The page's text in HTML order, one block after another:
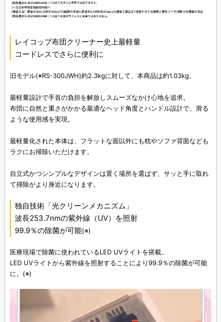
レイコップ布団クリーナー史上最軽量
コードレスでさらに便利に
旧モデル(※RS-300JWH)約2.3kgに対して、本商品は約1.03kg。
最軽量設計で手首の負担を解放しスムーズなかけ心地を追求。
布団に自然と重さがかかる最適なヘッド角度とハンドル設計で、滑る
ような使用感を実現。
最軽量化された本体は、フラットな面以外にも枕やソファ背面なども
ラクにお掃除いただけます。
自立式かつシンプルなデザインは置く場所を選ばず、サッと手に取れ
て掃除がより身近になります。
独自技術「光クリーンメカニズム」
波長253.7nmの紫外線（UV）を照射
99.9％の除菌が可能(※)
医療現場で除菌に使われているLED UVライトを搭載。
LED UVライトから紫外線を照射することにより99.9％の除菌が可能
に。 (※)